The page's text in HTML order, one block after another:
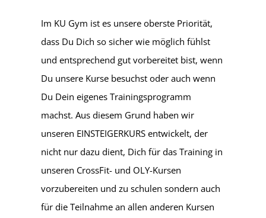
Im KU Gym ist es unsere oberste Priorität,
dass Du Dich so sicher wie möglich fühlst
und entsprechend gut vorbereitet bist, wenn
Du unsere Kurse besuchst oder auch wenn
Du Dein eigenes Trainingsprogramm
machst. Aus diesem Grund haben wir
unseren EINSTEIGERKURS entwickelt, der
nicht nur dazu dient, Dich für das Training in
unseren CrossFit- und OLY-Kursen
vorzubereiten und zu schulen sondern auch
für die Teilnahme an allen anderen Kursen